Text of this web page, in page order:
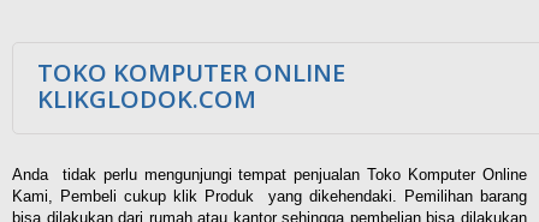
TOKO KOMPUTER ONLINE
KLIKGLODOK.COM
Anda tidak perlu mengunjungi tempat penjualan Toko Komputer Online
Kami, Pembeli cukup klik Produk yang dikehendaki. Pemilihan barang
bisa dilakukan dari rumah atau kantor sehingga pembelian bisa dilakukan